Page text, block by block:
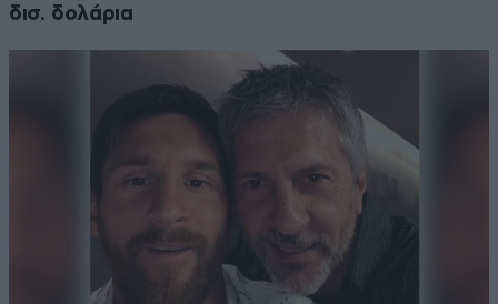
δισ. δολάρια